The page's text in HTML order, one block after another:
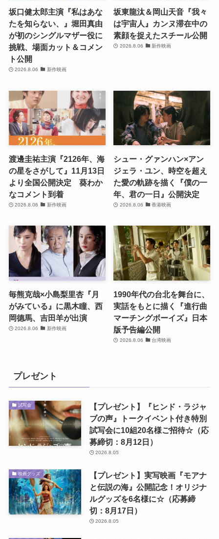
坂口健太郎主演『私はあな
たを知らない、』堀田真由
が初のシングルマザー役に
挑戦、場面カット＆コメン
ト公開
2026.8.06 新作映画
坂東龍汰＆岡山天音『我々
は宇宙人』カンヌ滞在中の
素顔を捉えたスチール公開
2026.8.06 新作映画
渡邊圭祐主演『2126年、海
の星をさがして』11月13日
より全国公開決定 葵わか
なコメント到着
2026.8.06 新作映画
シュー・グァンハン×アン
ジェラ・ユン、時空を超え
た愛の軌跡を描く『僕の一
年、君の一日』公開決定
2026.8.06 香港映画
毎熊克哉×小島梨里杏『月
がみている』に黒木瞳、西
岡德馬、吉田羊が出演
2026.8.06 新作映画
1990年代の台北を舞台に、
実話をもとに描く『進行曲
マーチングボーイズ』日本
版予告編公開
2026.8.06 台湾映画
プレゼント
試写会
【プレゼント】『ヒンド・ラジャ
ブの声』トークイベント付き特別
試写会に10組20名様ご招待☆（応
募締切：8月12日）
2026.8.05
映画グッズ
【プレゼント】実写映画『モアナ
と伝説の海』公開記念！オリジナ
ルグッズを6名様に☆（応募締
切：8月17日）
2026.8.05